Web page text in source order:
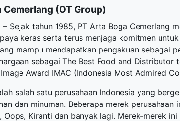
(OT Group)
Sejak tahun 1985, PT Arta Boga Cemerlang
keras serta terus menjaga komitmen
mampu mendapatkan pengakuan sebagai
sebagai The Best Food and Distributor
Award IMAC (Indonesia Most Admired
salah satu perusahaan Indonesia yang
dan minuman. Beberapa merek perusahaan
Oops, Kiranti dan banyak lagi. Merek-merek ini